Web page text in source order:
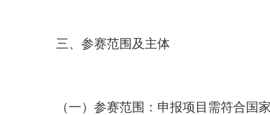
三、参赛范围及主体
（一） 参赛范围：申报项目需符合国